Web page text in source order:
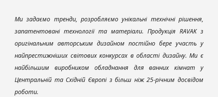
Ми задаємо тренди, розробляємо унікальні технічні рішення,
запатентовані технології та матеріали. Продукція RAVAK з
оригінальним авторським дизайном постійно бере участь у
найпрестижніших світових конкурсах в області дизайну. Ми є
найбільшим виробником обладнання для ванних кімнат у
Центральній та Східній Європі з більш ніж 25-річним досвідом
роботи.